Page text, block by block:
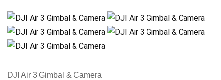
DJI Air 3 Gimbal & Camera